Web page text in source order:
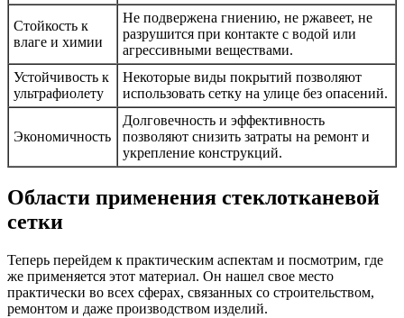
Стойкость к
влаге и химии
Не подвержена гниению, не ржавеет, не
разрушится при контакте с водой или
агрессивными веществами.
Устойчивость к
ультрафиолету
Некоторые виды покрытий позволяют
использовать сетку на улице без опасений.
Экономичность
Долговечность и эффективность
позволяют снизить затраты на ремонт и
укрепление конструкций.
Области применения стеклотканевой
сетки
Теперь перейдем к практическим аспектам и посмотрим, где
же применяется этот материал. Он нашел свое место
практически во всех сферах, связанных со строительством,
ремонтом и даже производством изделий.